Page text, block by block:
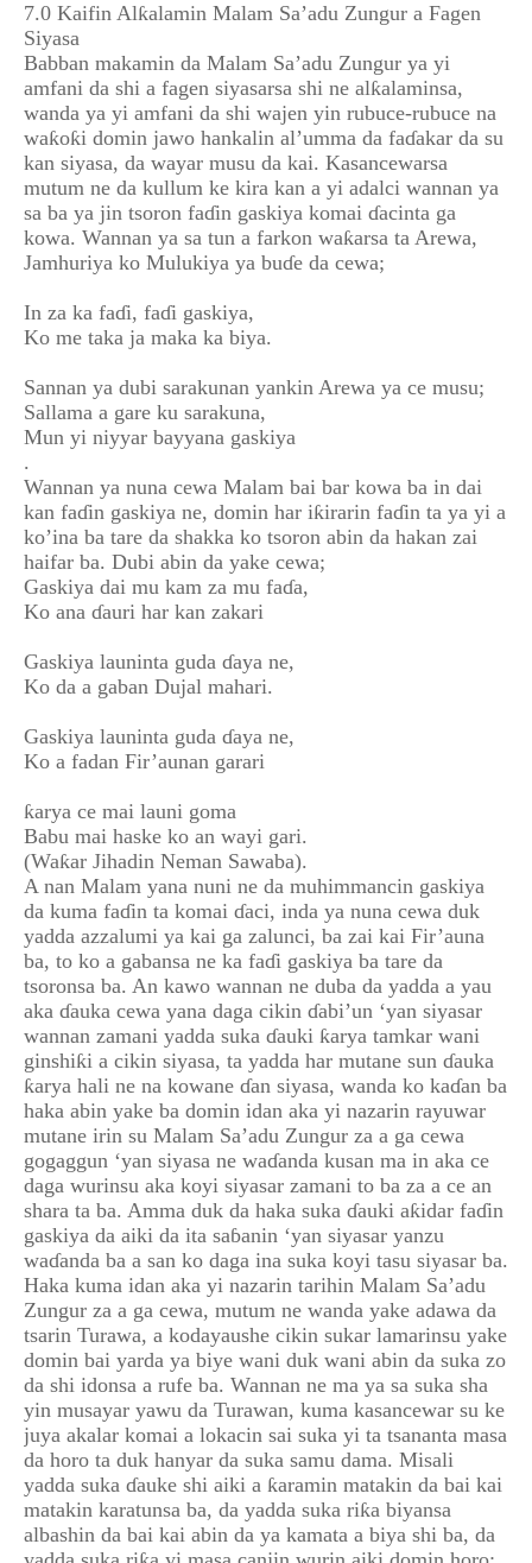
7.0 Kaifin Alƙalamin Malam Sa’adu Zungur a Fagen
Siyasa
Babban makamin da Malam Sa’adu Zungur ya yi
amfani da shi a fagen siyasarsa shi ne alƙalaminsa,
wanda ya yi amfani da shi wajen yin rubuce-rubuce na
waƙoƙi domin jawo hankalin al’umma da faɗakar da su
kan siyasa, da wayar musu da kai. Kasancewarsa
mutum ne da kullum ke kira kan a yi adalci wannan ya
sa ba ya jin tsoron faɗin gaskiya komai ɗacinta ga
kowa. Wannan ya sa tun a farkon waƙarsa ta Arewa,
Jamhuriya ko Mulukiya ya buɗe da cewa;
In za ka faɗi, faɗi gaskiya,
Ko me taka ja maka ka biya.
Sannan ya dubi sarakunan yankin Arewa ya ce musu;
Sallama a gare ku sarakuna,
Mun yi niyyar bayyana gaskiya
.
Wannan ya nuna cewa Malam bai bar kowa ba in dai
kan faɗin gaskiya ne, domin har iƙirarin faɗin ta ya yi a
ko’ina ba tare da shakka ko tsoron abin da hakan zai
haifar ba. Dubi abin da yake cewa;
Gaskiya dai mu kam za mu faɗa,
Ko ana ɗauri har kan zakari
Gaskiya launinta guda ɗaya ne,
Ko da a gaban Dujal mahari.
Gaskiya launinta guda ɗaya ne,
Ko a fadan Fir’aunan garari
ƙarya ce mai launi goma
Babu mai haske ko an wayi gari.
(Waƙar Jihadin Neman Sawaba).
A nan Malam yana nuni ne da muhimmancin gaskiya
da kuma faɗin ta komai ɗaci, inda ya nuna cewa duk
yadda azzalumi ya kai ga zalunci, ba zai kai Fir’auna
ba, to ko a gabansa ne ka faɗi gaskiya ba tare da
tsoronsa ba. An kawo wannan ne duba da yadda a yau
aka ɗauka cewa yana daga cikin ɗabi’un ‘yan siyasar
wannan zamani yadda suka ɗauki ƙarya tamkar wani
ginshiƙi a cikin siyasa, ta yadda har mutane sun ɗauka
ƙarya hali ne na kowane ɗan siyasa, wanda ko kaɗan ba
haka abin yake ba domin idan aka yi nazarin rayuwar
mutane irin su Malam Sa’adu Zungur za a ga cewa
gogaggun ‘yan siyasa ne waɗanda kusan ma in aka ce
daga wurinsu aka koyi siyasar zamani to ba za a ce an
shara ta ba. Amma duk da haka suka ɗauki aƙidar faɗin
gaskiya da aiki da ita saɓanin ‘yan siyasar yanzu
waɗanda ba a san ko daga ina suka koyi tasu siyasar ba.
Haka kuma idan aka yi nazarin tarihin Malam Sa’adu
Zungur za a ga cewa, mutum ne wanda yake adawa da
tsarin Turawa, a kodayaushe cikin sukar lamarinsu yake
domin bai yarda ya biye wani duk wani abin da suka zo
da shi idonsa a rufe ba. Wannan ne ma ya sa suka sha
yin musayar yawu da Turawan, kuma kasancewar su ke
juya akalar komai a lokacin sai suka yi ta tsananta masa
da horo ta duk hanyar da suka samu dama. Misali
yadda suka ɗauke shi aiki a ƙaramin matakin da bai kai
matakin karatunsa ba, da yadda suka riƙa biyansa
albashin da bai kai abin da ya kamata a biya shi ba, da